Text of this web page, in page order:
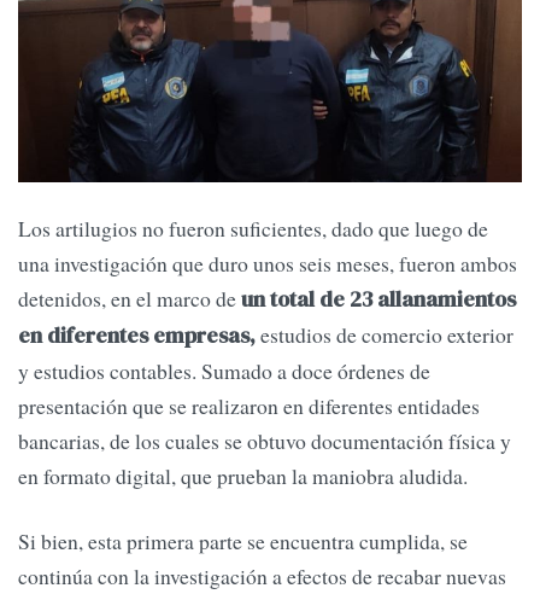
Los artilugios no fueron suficientes, dado que luego de
una investigación que duro unos seis meses, fueron ambos
detenidos, en el marco deun total de 23 allanamientos
en diferentes empresas,estudios de comercio exterior
y estudios contables. Sumado a doce órdenes de
presentación que se realizaron en diferentes entidades
bancarias, de los cuales se obtuvo documentación física y
en formato digital, que prueban la maniobra aludida.
Si bien, esta primera parte se encuentra cumplida, se
continúa con la investigación a efectos de recabar nuevas